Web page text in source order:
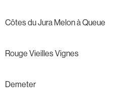
Côtes du Jura Melon à Queue
Rouge Vieilles Vignes
Demeter